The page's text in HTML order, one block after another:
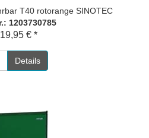
T40 rotorange SINOTEC
1203730785
€ *
Details